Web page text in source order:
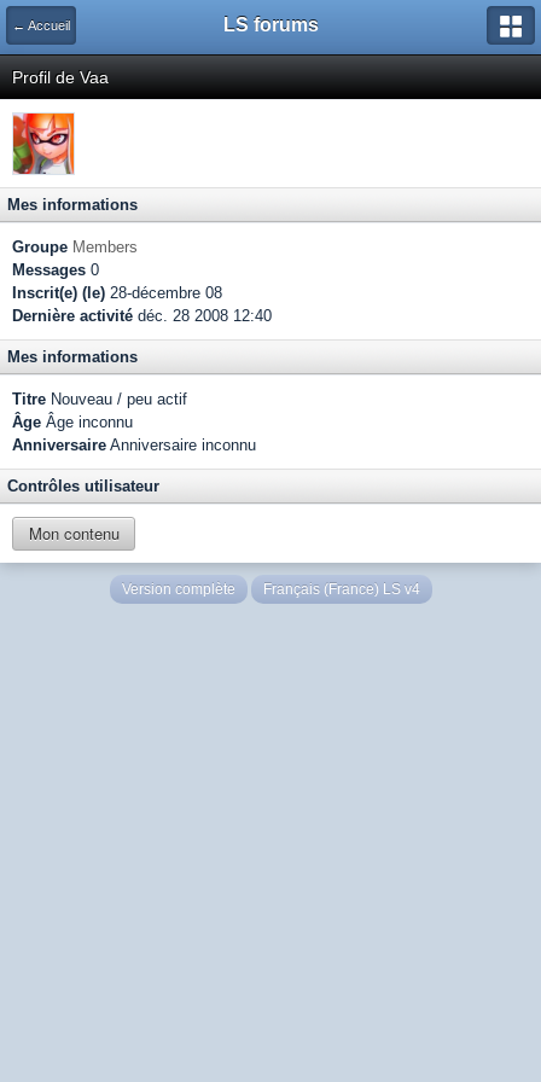
← Accueil LS forums
Profil de Vaa
Mes informations
Groupe Members
Messages 0
Inscrit(e) (le) 28-décembre 08
Dernière activité déc. 28 2008 12:40
Mes informations
Titre Nouveau / peu actif
Âge Âge inconnu
Anniversaire Anniversaire inconnu
Contrôles utilisateur
Mon contenu
Version complète Français (France) LS v4